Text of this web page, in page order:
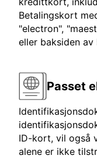
Betalingskort
"electron",
eller baksiden
Passet
ID-kort, vil også
alene er ikke